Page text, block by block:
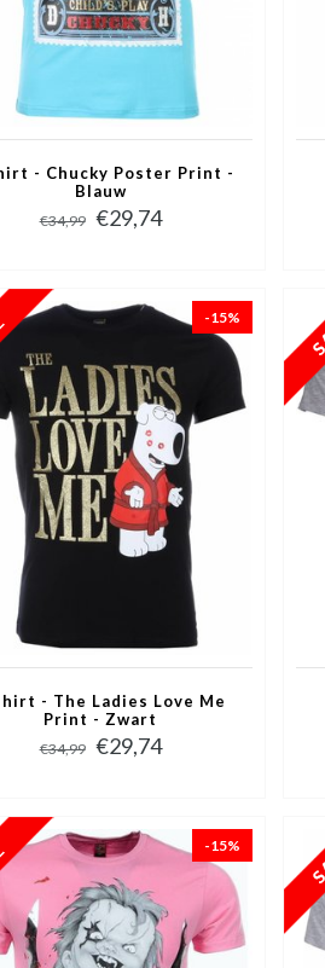
- Chucky Poster Print -
Blauw
€34,99 €29,74
-15%
- The Ladies Love Me
Print - Zwart
€34,99 €29,74
-15%